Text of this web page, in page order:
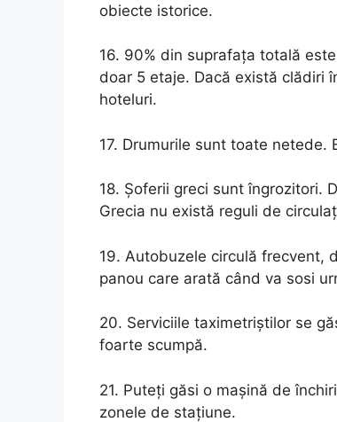
obiecte istorice.
16. 90% din suprafața totală
doar 5 etaje. Dacă există clădiri
hoteluri.
17. Drumurile sunt toate netede.
18. Șoferii greci sunt îngrozitori.
Grecia nu există reguli de
19. Autobuzele circulă frecvent,
panou care arată când va sosi
20. Serviciile taximetriștilor se
foarte scumpă.
21. Puteți găsi o mașină de
zonele de stațiune.